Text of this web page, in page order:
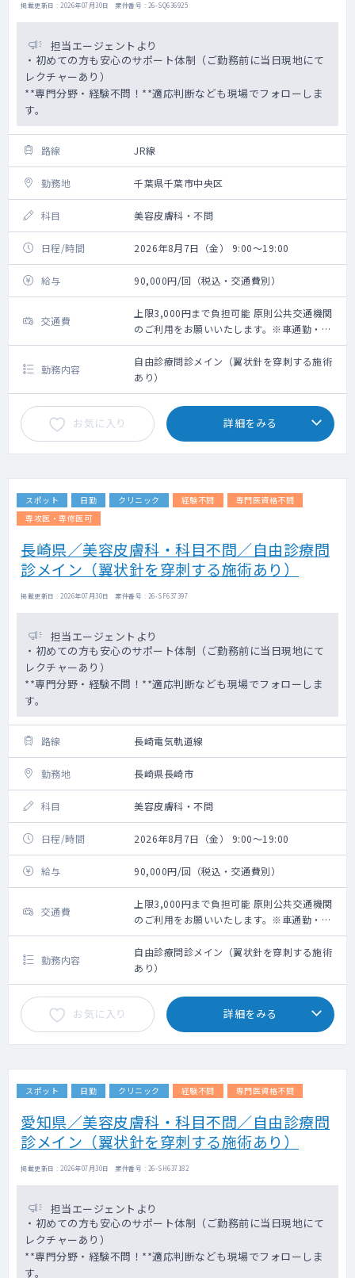
掲載更新日 : 2026年07月30日 案件番号 : 26-SQ636925
担当エージェントより
・初めての方も安心のサポート体制（ご勤務前に当日現地にて
レクチャーあり）
**専門分野・経験不問！**適応判断なども現場でフォローしま
す。
路線 JR線
勤務地 千葉県千葉市中央区
科目 美容皮膚科・不問
日程/時間 2026年8月7日（金） 9:00～19:00
給与 90,000円/回（税込・交通費別）
交通費
上限3,000円まで負担可能 原則公共交通機関
のご利用をお願いいたします。※車通勤・タ
クシー利用要相談
勤務内容
自由診療問診メイン（翼状針を穿刺する施術
あり）
お気に入り 詳細をみる
スポット 日勤 クリニック 経験不問
専門医資格不問
専攻医・専修医可
長崎県／美容皮膚科・科目不問／自由診療問
診メイン（翼状針を穿刺する施術あり）
掲載更新日 : 2026年07月30日 案件番号 : 26-SF637397
担当エージェントより
・初めての方も安心のサポート体制（ご勤務前に当日現地にて
レクチャーあり）
**専門分野・経験不問！**適応判断なども現場でフォローしま
す。
路線 長崎電気軌道線
勤務地 長崎県長崎市
科目 美容皮膚科・不問
日程/時間 2026年8月7日（金） 9:00～19:00
給与 90,000円/回（税込・交通費別）
交通費
上限3,000円まで負担可能 原則公共交通機関
のご利用をお願いいたします。※車通勤・タ
クシー利用要相談
勤務内容
自由診療問診メイン（翼状針を穿刺する施術
あり）
お気に入り 詳細をみる
スポット 日勤 クリニック 経験不問 専門医資格不問
愛知県／美容皮膚科・科目不問／自由診療問
診メイン（翼状針を穿刺する施術あり）
掲載更新日 : 2026年07月30日 案件番号 : 26-SH637182
担当エージェントより
・初めての方も安心のサポート体制（ご勤務前に当日現地にて
レクチャーあり）
**専門分野・経験不問！**適応判断なども現場でフォローしま
す。